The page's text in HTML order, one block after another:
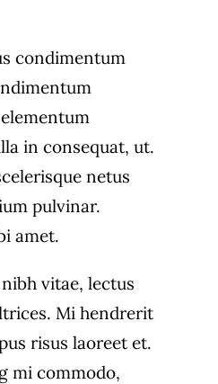
condimentum
in consequat, ut.
netus
pulvinar.
amet.
vitae, lectus
Mi hendrerit
risus laoreet et.
mi commodo,